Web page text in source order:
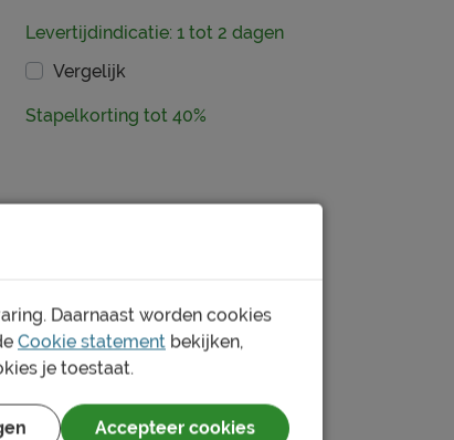
Levertijdindicatie: 1 tot 2 dagen
Vergelijk
Stapelkorting tot 40%
Daarnaast worden cookies
Cookie statement bekijken,
je toestaat.
Accepteer cookies